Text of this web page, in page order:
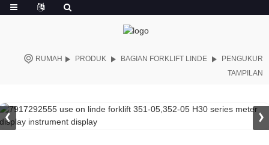
RUMAH PRODUK BAGIAN FORKLIFT LINDE
PENGUKUR
TAMPILAN